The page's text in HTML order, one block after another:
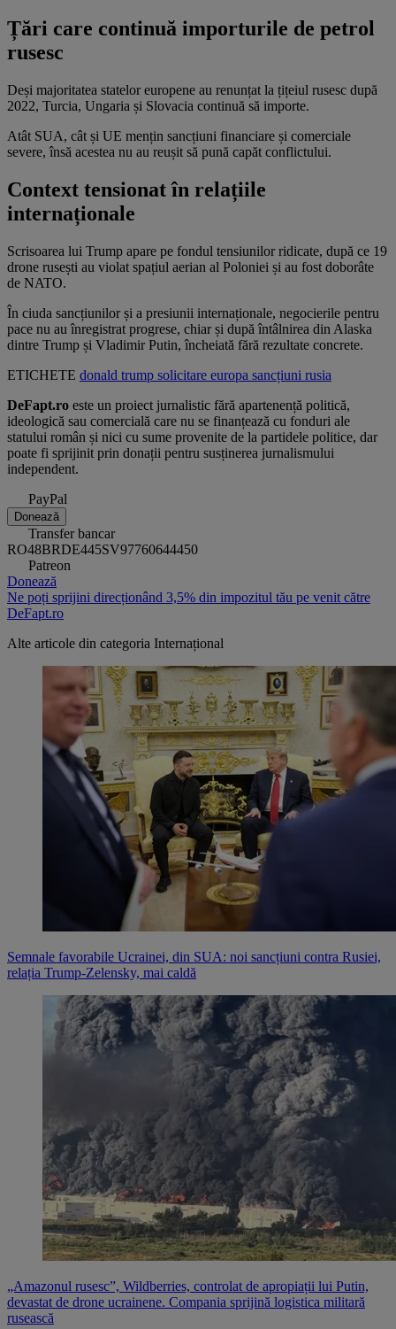
Țări care continuă importurile de petrol
rusesc
Deși majoritatea statelor europene au renunțat la țițeiul rusesc după
2022, Turcia, Ungaria și Slovacia continuă să importe.
Atât SUA, cât și UE mențin sancțiuni financiare și comerciale
severe, însă acestea nu au reușit să pună capăt conflictului.
Context tensionat în relațiile
internaționale
Scrisoarea lui Trump apare pe fondul tensiunilor ridicate, după ce 19
drone rusești au violat spațiul aerian al Poloniei și au fost doborâte
de NATO.
În ciuda sancțiunilor și a presiunii internaționale, negocierile pentru
pace nu au înregistrat progrese, chiar și după întâlnirea din Alaska
dintre Trump și Vladimir Putin, încheiată fără rezultate concrete.
ETICHETE donald trump solicitare europa sancțiuni rusia
DeFapt.ro este un proiect jurnalistic fără apartenență politică,
ideologică sau comercială care nu se finanțează cu fonduri ale
statului român și nici cu sume provenite de la partidele politice, dar
poate fi sprijinit prin donații pentru susținerea jurnalismului
independent.
PayPal
Donează
Transfer bancar
RO48BRDE445SV97760644450
Patreon
Donează
Ne poți sprijini direcționând 3,5% din impozitul tău pe venit către
DeFapt.ro
Alte articole din categoria Internațional
Semnale favorabile Ucrainei, din SUA: noi sancțiuni contra Rusiei,
relația Trump-Zelensky, mai caldă
„Amazonul rusesc”, Wildberries, controlat de apropiații lui Putin,
devastat de drone ucrainene. Compania sprijină logistica militară
rusească